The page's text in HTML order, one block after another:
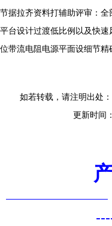
节据拉齐资料打辅助评审：
平台设计过渡低比例以及快
位带流电阻电源平面设细节精
如若转载，请注明出处
更新时间